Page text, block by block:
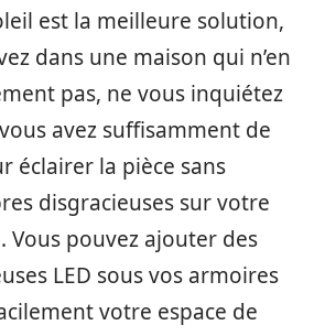
est la meilleure solution,
dans une maison qui n’en
pas, ne vous inquiétez
avez suffisamment de
éclairer la pièce sans
disgracieuses sur votre
Vous pouvez ajouter des
LED sous vos armoires
votre espace de